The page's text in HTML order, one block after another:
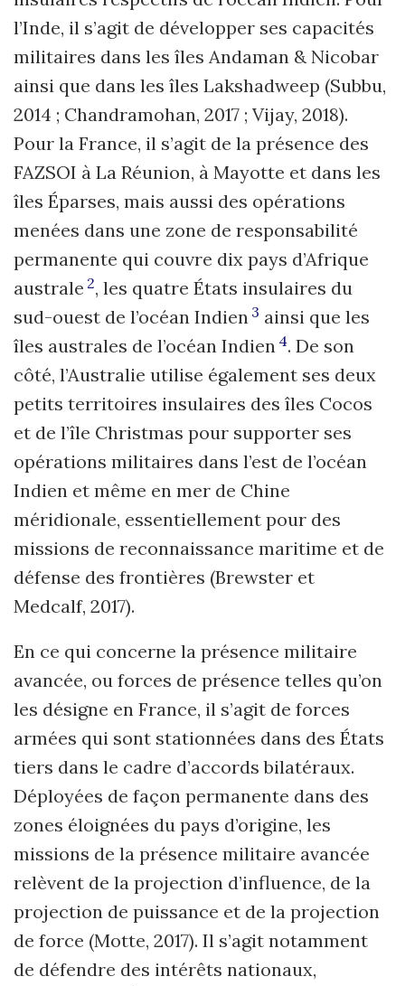
l’Inde, il s’agit de développer ses capacités
militaires dans les îles Andaman & Nicobar
ainsi que dans les îles Lakshadweep (Subbu,
2014 ; Chandramohan, 2017 ; Vijay, 2018).
Pour la France, il s’agit de la présence des
FAZSOI à La Réunion, à Mayotte et dans les
îles Éparses, mais aussi des opérations
menées dans une zone de responsabilité
permanente qui couvre dix pays d’Afrique
australe 2, les quatre États insulaires du
sud-ouest de l’océan Indien 3 ainsi que les
îles australes de l’océan Indien 4. De son
côté, l’Australie utilise également ses deux
petits territoires insulaires des îles Cocos
et de l’île Christmas pour supporter ses
opérations militaires dans l’est de l’océan
Indien et même en mer de Chine
méridionale, essentiellement pour des
missions de reconnaissance maritime et de
défense des frontières (Brewster et
Medcalf, 2017).
En ce qui concerne la présence militaire
avancée, ou forces de présence telles qu’on
les désigne en France, il s’agit de forces
armées qui sont stationnées dans des États
tiers dans le cadre d’accords bilatéraux.
Déployées de façon permanente dans des
zones éloignées du pays d’origine, les
missions de la présence militaire avancée
relèvent de la projection d’influence, de la
projection de puissance et de la projection
de force (Motte, 2017). Il s’agit notamment
de défendre des intérêts nationaux,